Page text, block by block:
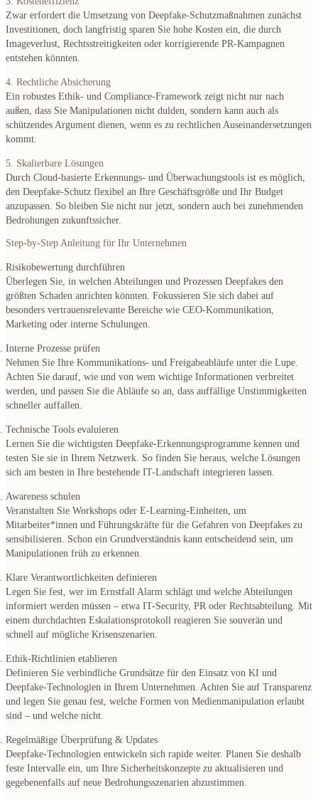
Zwar erfordert die Umsetzung von Deepfake-Schutzmaßnahmen zunächst
Investitionen, doch langfristig sparen Sie hohe Kosten ein, die durch
Imageverlust, Rechtsstreitigkeiten oder korrigierende PR-Kampagnen
entstehen könnten.
4. Rechtliche Absicherung
Ein robustes Ethik- und Compliance-Framework zeigt nicht nur nach
außen, dass Sie Manipulationen nicht dulden, sondern kann auch als
schützendes Argument dienen, wenn es zu rechtlichen Auseinandersetzungen
kommt.
5. Skalierbare Lösungen
Durch Cloud-basierte Erkennungs- und Überwachungstools ist es möglich,
den Deepfake-Schutz flexibel an Ihre Geschäftsgröße und Ihr Budget
anzupassen. So bleiben Sie nicht nur jetzt, sondern auch bei zunehmenden
Bedrohungen zukunftssicher.
Step-by-Step Anleitung für Ihr Unternehmen
Risikobewertung durchführen
Überlegen Sie, in welchen Abteilungen und Prozessen Deepfakes den
größten Schaden anrichten könnten. Fokussieren Sie sich dabei auf
besonders vertrauensrelevante Bereiche wie CEO-Kommunikation,
Marketing oder interne Schulungen.
Interne Prozesse prüfen
Nehmen Sie Ihre Kommunikations- und Freigabeabläufe unter die Lupe.
Achten Sie darauf, wie und von wem wichtige Informationen verbreitet
werden, und passen Sie die Abläufe so an, dass auffällige Unstimmigkeiten
schneller auffallen.
Technische Tools evaluieren
Lernen Sie die wichtigsten Deepfake-Erkennungsprogramme kennen und
testen Sie sie in Ihrem Netzwerk. So finden Sie heraus, welche Lösungen
sich am besten in Ihre bestehende IT-Landschaft integrieren lassen.
Awareness schulen
Veranstalten Sie Workshops oder E-Learning-Einheiten, um
Mitarbeiter*innen und Führungskräfte für die Gefahren von Deepfakes zu
sensibilisieren. Schon ein Grundverständnis kann entscheidend sein, um
Manipulationen früh zu erkennen.
Klare Verantwortlichkeiten definieren
Legen Sie fest, wer im Ernstfall Alarm schlägt und welche Abteilungen
informiert werden müssen – etwa IT-Security, PR oder Rechtsabteilung. Mit
einem durchdachten Eskalationsprotokoll reagieren Sie souverän und
schnell auf mögliche Krisenszenarien.
Ethik-Richtlinien etablieren
Definieren Sie verbindliche Grundsätze für den Einsatz von KI und
Deepfake-Technologien in Ihrem Unternehmen. Achten Sie auf Transparenz
und legen Sie genau fest, welche Formen von Medienmanipulation erlaubt
sind – und welche nicht.
Regelmäßige Überprüfung & Updates
Deepfake-Technologien entwickeln sich rapide weiter. Planen Sie deshalb
feste Intervalle ein, um Ihre Sicherheitskonzepte zu aktualisieren und
gegebenenfalls auf neue Bedrohungsszenarien abzustimmen.